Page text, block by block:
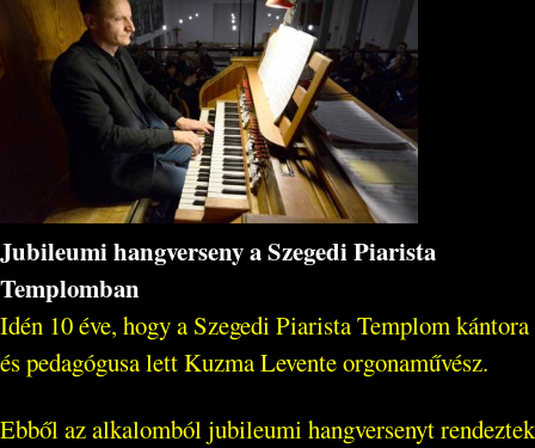
Jubileumi hangverseny a Szegedi Piarista
Templomban
Idén 10 éve, hogy a Szegedi Piarista Templom kántora
és pedagógusa lett Kuzma Levente orgonaművész.
Ebből az alkalomból jubileumi hangversenyt rendeztek